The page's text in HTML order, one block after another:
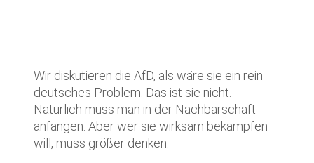
Wir diskutieren die AfD, als wäre sie ein rein
deutsches Problem. Das ist sie nicht.
Natürlich muss man in der Nachbarschaft
anfangen. Aber wer sie wirksam bekämpfen
will, muss größer denken.